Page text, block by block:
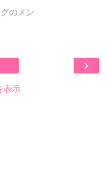
のメン
›
表示